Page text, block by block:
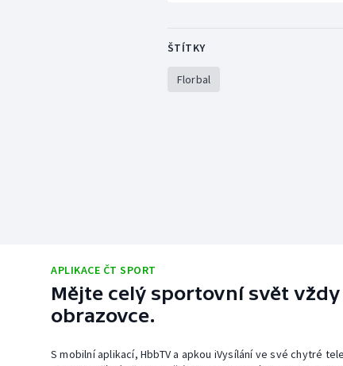
ŠTÍTKY
Florbal
APLIKACE ČT SPORT
Mějte celý sportovní svět vždy
obrazovce.
S mobilní aplikací, HbbTV a apkou iVysílání ve své chytré